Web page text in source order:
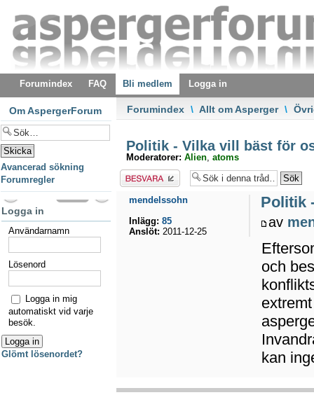
Forumindex FAQ Bli medlem Logga in
Forumindex \ Allt om Asperger \
Politik - Vilka vill bäst för
Moderatorer: Alien, atoms
Besvara
Politik
av
och
kan
mendelssohn
Inlägg: 85
Anslöt: 2011-12-25
Om AspergerForum
Avancerad sökning
Forumregler
Logga in
Användarnamn
Lösenord
Logga in mig
automatiskt vid varje
besök.
Glömt lösenordet?